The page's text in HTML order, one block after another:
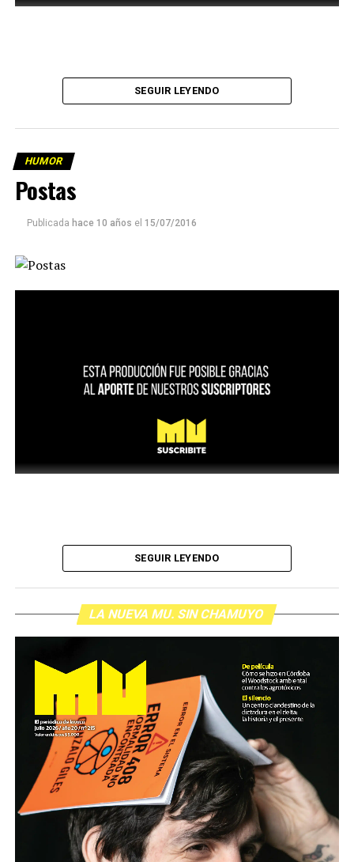
SEGUIR LEYENDO
HUMOR
Postas
Publicada hace 10 años el 15/07/2016
SEGUIR LEYENDO
LA NUEVA MU. SIN CHAMUYO